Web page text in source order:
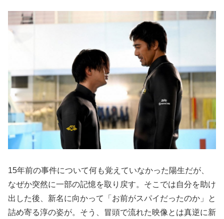
15年前の事件について何も覚えていなかった陽生だが、
なぜか突然に一部の記憶を取り戻す。そこでは自分を助け
出した後、新名に向かって「お前がスパイだったのか」と
詰め寄る淳の姿が。そう、冒頭で流れた映像とは真逆に新